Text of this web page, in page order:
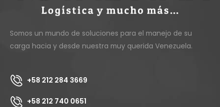
Somos un mundo de soluciones para el manejo de su
carga hacia y desde nuestra muy querida Venezuela.
+58 212 284 3669
+58 212 740 0651